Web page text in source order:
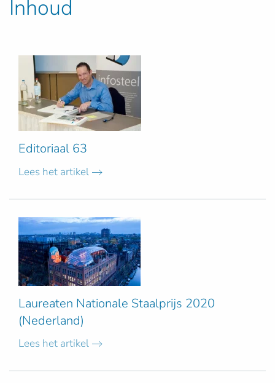
Inhoud
Editoriaal 63
Lees het artikel
Laureaten Nationale Staalprijs 2020
(Nederland)
Lees het artikel